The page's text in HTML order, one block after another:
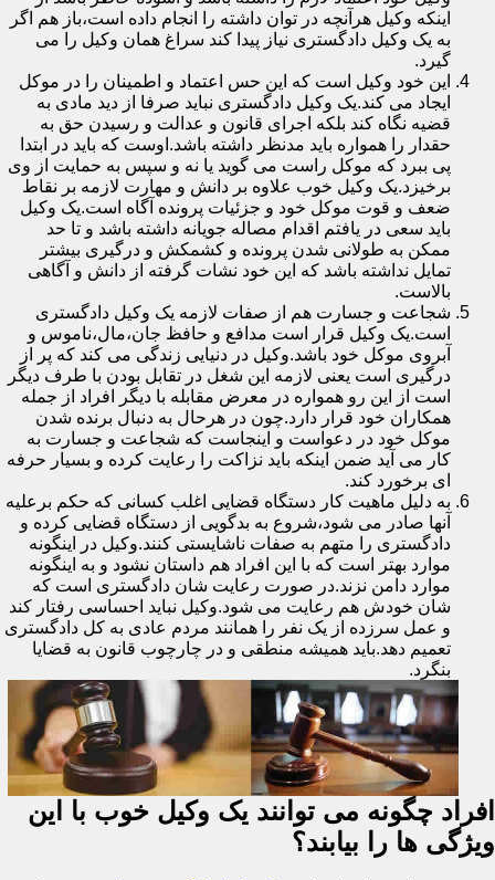
اینکه وکیل هرآنچه در توان داشته را انجام داده است،باز هم اگر
به یک وکیل دادگستری نیاز پیدا کند سراغ همان وکیل را می
گیرد.
این خود وکیل است که این حس اعتماد و اطمینان را در موکل
ایجاد می کند.یک وکیل دادگستری نباید صرفا از دید مادی به
قضیه نگاه کند بلکه اجرای قانون و عدالت و رسیدن حق به
حقدار را همواره باید مدنظر داشته باشد.اوست که باید در ابتدا
پی ببرد که موکل راست می گوید یا نه و سپس به حمایت از وی
برخیزد.یک وکیل خوب علاوه بر دانش و مهارت لازمه بر نقاط
ضعف و قوت موکل خود و جزئیات پرونده آگاه است.یک وکیل
باید سعی در یافتم اقدام مصاله جویانه داشته باشد و تا حد
ممکن به طولانی شدن پرونده و کشمکش و درگیری بیشتر
تمایل نداشته باشد که این خود نشات گرفته از دانش و آگاهی
بالاست.
شجاعت و جسارت هم از صفات لازمه یک وکیل دادگستری
است.یک وکیل قرار است مدافع و حافظ جان،مال،ناموس و
آبروی موکل خود باشد.وکیل در دنیایی زندگی می کند که پر از
درگیری است یعنی لازمه این شغل در تقابل بودن با طرف دیگر
است از این رو همواره در معرض مقابله با دیگر افراد از جمله
همکاران خود قرار دارد.چون در هرحال به دنبال برنده شدن
موکل خود در دعواست و اینجاست که شجاعت و جسارت به
کار می آید ضمن اینکه باید نزاکت را رعایت کرده و بسیار حرفه
ای برخورد کند.
به دلیل ماهیت کار دستگاه قضایی اغلب کسانی که حکم برعلیه
آنها صادر می شود،شروع به بدگویی از دستگاه قضایی کرده و
دادگستری را متهم به صفات ناشایستی کنند.وکیل در اینگونه
موارد بهتر است که با این افراد هم داستان نشود و به اینگونه
موارد دامن نزند.در صورت رعایت شان دادگستری است که
شان خودش هم رعایت می شود.وکیل نباید احساسی رفتار کند
و عمل سرزده از یک نفر را همانند مردم عادی به کل دادگستری
تعمیم دهد.باید همیشه منطقی و در چارچوب قانون به قضایا
بنگرد.
افراد چگونه می توانند یک وکیل خوب با این
ویژگی ها را بیابند؟